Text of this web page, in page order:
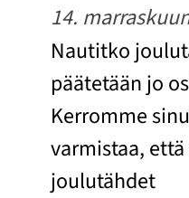
14.
Nautitko
päätetään jo
Kerromme
varmistaa,
joulutähdet